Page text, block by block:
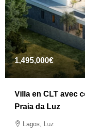
1,495,000€
Villa en CLT avec
Praia da Luz
Lagos, Luz